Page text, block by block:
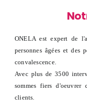
ONELA est expert de
personnes âgées et des
convalescence.
Avec plus de 3500
sommes fiers
clients.